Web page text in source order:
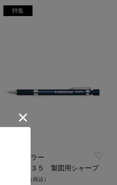
特集
ステッドラー
９２５ ３５ 製図用シャープ
（税込）